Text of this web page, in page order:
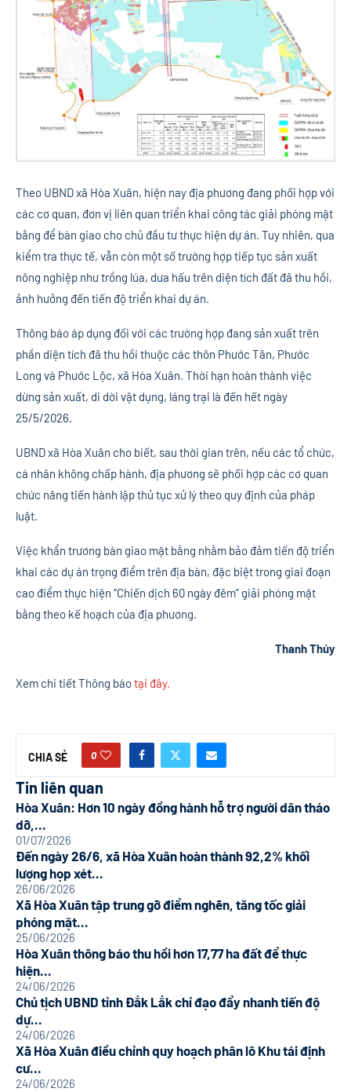
Theo UBND xã Hòa Xuân, hiện nay địa phương đang phối hợp với
các cơ quan, đơn vị liên quan triển khai công tác giải phóng mặt
bằng để bàn giao cho chủ đầu tư thực hiện dự án. Tuy nhiên, qua
kiểm tra thực tế, vẫn còn một số trường hợp tiếp tục sản xuất
nông nghiệp như trồng lúa, dưa hấu trên diện tích đất đã thu hồi,
ảnh hưởng đến tiến độ triển khai dự án.
Thông báo áp dụng đối với các trường hợp đang sản xuất trên
phần diện tích đã thu hồi thuộc các thôn Phước Tân, Phước
Long và Phước Lộc, xã Hòa Xuân. Thời hạn hoàn thành việc
dừng sản xuất, di dời vật dụng, láng trại là đến hết ngày
25/5/2026.
UBND xã Hòa Xuân cho biết, sau thời gian trên, nếu các tổ chức,
cá nhân không chấp hành, địa phương sẽ phối hợp các cơ quan
chức năng tiến hành lập thủ tục xử lý theo quy định của pháp
luật.
Việc khẩn trương bàn giao mặt bằng nhằm bảo đảm tiến độ triển
khai các dự án trọng điểm trên địa bàn, đặc biệt trong giai đoạn
cao điểm thực hiện “Chiến dịch 60 ngày đêm” giải phóng mặt
bằng theo kế hoạch của địa phương.
Thanh Thúy
Xem chi tiết Thông báotại đây.
CHIA SẺ 0
Tin liên quan
Hòa Xuân: Hơn 10 ngày đồng hành hỗ trợ người dân tháo
dỡ,...
01/07/2026
Đến ngày 26/6, xã Hòa Xuân hoàn thành 92,2% khối
lượng họp xét...
26/06/2026
Xã Hòa Xuân tập trung gỡ điểm nghẽn, tăng tốc giải
phóng mặt...
25/06/2026
Hòa Xuân thông báo thu hồi hơn 17,77 ha đất để thực
hiện...
24/06/2026
Chủ tịch UBND tỉnh Đắk Lắk chỉ đạo đẩy nhanh tiến độ
dự...
24/06/2026
Xã Hòa Xuân điều chỉnh quy hoạch phân lô Khu tái định
cư...
24/06/2026